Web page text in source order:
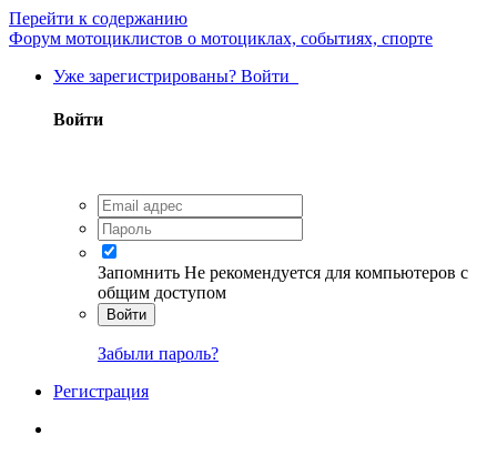
Перейти к содержанию
Форум мотоциклистов о мотоциклах, событиях, спорте
Уже зарегистрированы? Войти
Войти
Запомнить Не рекомендуется для компьютеров с
общим доступом
Войти
Забыли пароль?
Регистрация